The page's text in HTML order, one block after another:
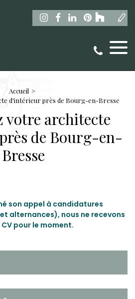
Accueil
d'intérieur près de Bourg-en-Bresse
votre architecte
de Bourg-en-
Bresse
son appel à candidatures
alternances), nous ne recevons
pour le moment.